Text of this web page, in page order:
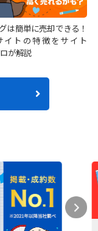
は簡単に売却できる！
イトの特徴をサイト
が解説